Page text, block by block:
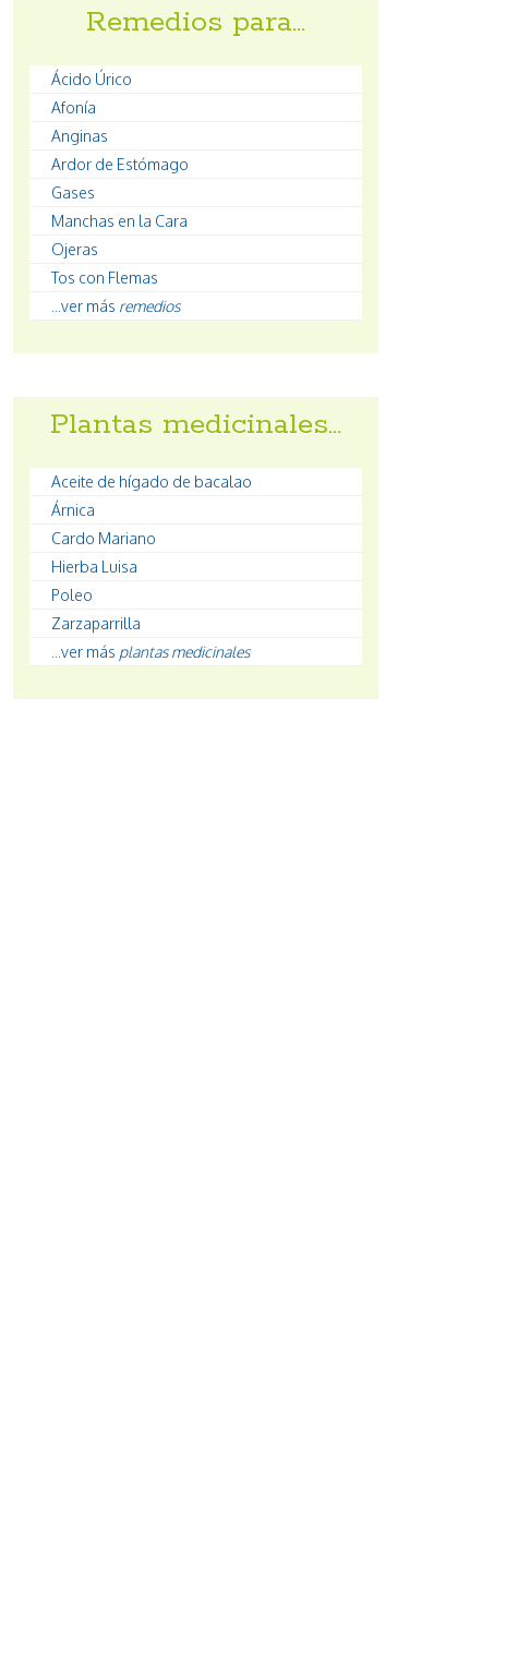
Remedios para…
Ácido Úrico
Afonía
Anginas
Ardor de Estómago
Gases
Manchas en la Cara
Ojeras
Tos con Flemas
...ver más remedios
Plantas medicinales…
Aceite de hígado de bacalao
Árnica
Cardo Mariano
Hierba Luisa
Poleo
Zarzaparrilla
...ver más plantas medicinales